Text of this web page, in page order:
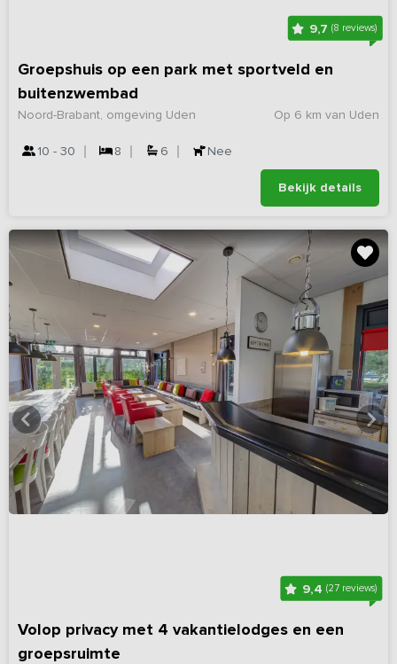
9,7(8 reviews)
Groepshuis op een park met sportveld en
buitenzwembad
Op 6 km van Uden
Noord-Brabant, omgeving Uden
10 - 30 8 6 Nee
Bekijk details
9,4 (27 reviews)
Volop privacy met 4 vakantielodges en een
groepsruimte